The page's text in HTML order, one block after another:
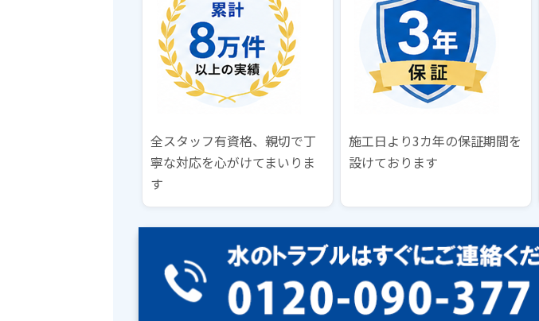
全スタッフ有資格、親切で丁
寧な対応を心がけてまいりま
す
施工日より3カ年の保証期間を
設けております